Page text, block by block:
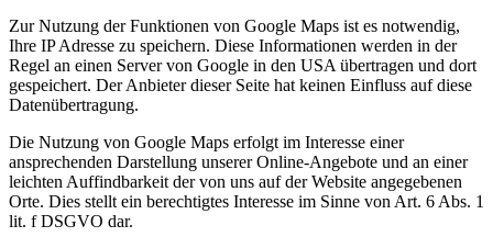
Zur Nutzung der Funktionen von Google Maps ist es notwendig,
Ihre IP Adresse zu speichern. Diese Informationen werden in der
Regel an einen Server von Google in den USA übertragen und dort
gespeichert. Der Anbieter dieser Seite hat keinen Einfluss auf diese
Datenübertragung.
Die Nutzung von Google Maps erfolgt im Interesse einer
ansprechenden Darstellung unserer Online-Angebote und an einer
leichten Auffindbarkeit der von uns auf der Website angegebenen
Orte. Dies stellt ein berechtigtes Interesse im Sinne von Art. 6 Abs. 1
lit. f DSGVO dar.